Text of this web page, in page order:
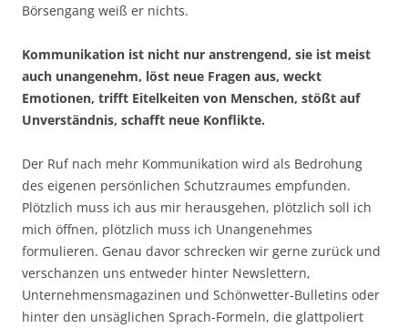
Börsengang weiß er nichts.
Kommunikation ist nicht nur anstrengend, sie ist meist
auch unangenehm, löst neue Fragen aus, weckt
Emotionen, trifft Eitelkeiten von Menschen, stößt auf
Unverständnis, schafft neue Konflikte.
Der Ruf nach mehr Kommunikation wird als Bedrohung
des eigenen persönlichen Schutzraumes empfunden.
Plötzlich muss ich aus mir herausgehen, plötzlich soll ich
mich öffnen, plötzlich muss ich Unangenehmes
formulieren. Genau davor schrecken wir gerne zurück und
verschanzen uns entweder hinter Newslettern,
Unternehmensmagazinen und Schönwetter-Bulletins oder
hinter den unsäglichen Sprach-Formeln, die glattpoliert